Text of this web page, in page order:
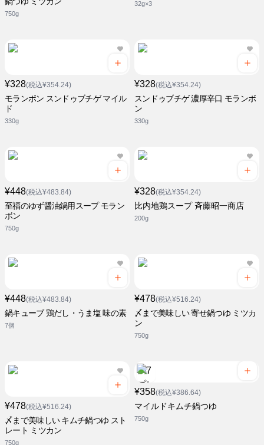
750g
32g×3
¥328(税込¥354.24)
モランボン スンドゥブチゲ マイル
ド
330g
¥328(税込¥354.24)
スンドゥブチゲ 濃厚辛口 モランボ
ン
330g
¥448(税込¥483.84)
至福のゆず醤油鍋用スープ モラン
ボン
750g
¥328(税込¥354.24)
比内地鶏スープ 斉藤昭一商店
200g
¥448(税込¥483.84)
鍋キューブ 鶏だし・うま塩 味の素
7個
¥478(税込¥516.24)
〆まで美味しい 寄せ鍋つゆ ミツカ
ン
750g
¥478(税込¥516.24)
〆まで美味しい キムチ鍋つゆ スト
レート ミツカン
750g
¥358(税込¥386.64)
マイルドキムチ鍋つゆ
750g